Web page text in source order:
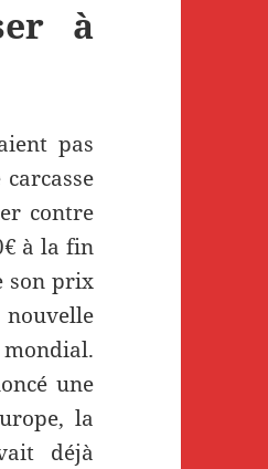
à
pas
contre
à la fin
son prix
une
la
déjà